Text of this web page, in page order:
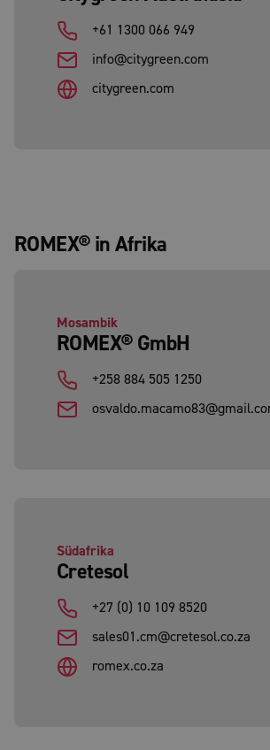
+61 1300 066 949
info@citygreen.com
citygreen.com
ROMEX® in Afrika
Mosambik
ROMEX® GmbH
+258 884 505 1250
Südafrika
Cretesol
+27 (0) 10 109 8520
sales01.cm@cretesol.co.za
romex.co.za